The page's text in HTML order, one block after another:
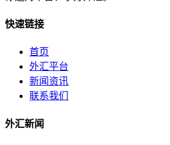
快速链接
首页
外汇平台
新闻资讯
联系我们
外汇新闻